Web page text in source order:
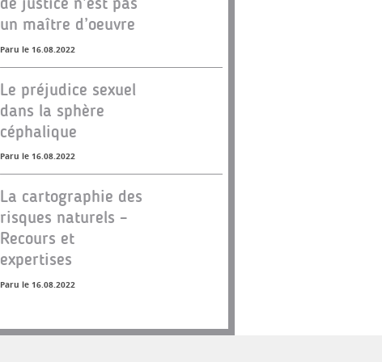
un maître d’oeuvre
Paru le 16.08.2022
Le préjudice sexuel
dans la sphère
céphalique
Paru le 16.08.2022
La cartographie des
risques naturels –
Recours et
expertises
Paru le 16.08.2022